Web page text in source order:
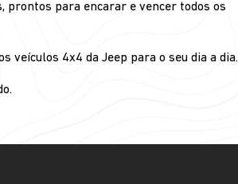
prontos para encarar e vencer todos os
veículos 4x4 da Jeep para o seu dia a dia.